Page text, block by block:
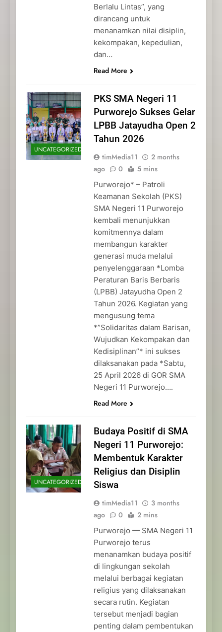
Berlalu Lintas”, yang
dirancang untuk
menanamkan nilai disiplin,
kekompakan, kepedulian,
dan…
Read More
UNCATEGORIZED
PKS SMA Negeri 11
Purworejo Sukses Gelar
LPBB Jatayudha Open 2
Tahun 2026
timMedia11
2 months
ago
0 5 mins
Purworejo* – Patroli
Keamanan Sekolah (PKS)
SMA Negeri 11 Purworejo
kembali menunjukkan
komitmennya dalam
membangun karakter
generasi muda melalui
penyelenggaraan *Lomba
Peraturan Baris Berbaris
(LPBB) Jatayudha Open 2
Tahun 2026. Kegiatan yang
mengusung tema
*”Solidaritas dalam Barisan,
Wujudkan Kekompakan dan
Kedisiplinan”* ini sukses
dilaksanakan pada *Sabtu,
25 April 2026 di GOR SMA
Negeri 11 Purworejo….
Read More
UNCATEGORIZED
Budaya Positif di SMA
Negeri 11 Purworejo:
Membentuk Karakter
Religius dan Disiplin
Siswa
timMedia11
3 months
ago
0 2 mins
Purworejo — SMA Negeri 11
Purworejo terus
menanamkan budaya positif
di lingkungan sekolah
melalui berbagai kegiatan
religius yang dilaksanakan
secara rutin. Kegiatan
tersebut menjadi bagian
penting dalam pembentukan